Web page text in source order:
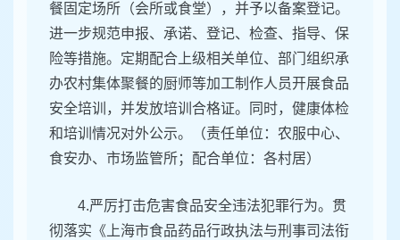
餐固定场所（会所或食堂），并予以备案登记。
进一步规范申报、承诺、登记、检查、指导、保
险等措施。定期配合上级相关单位、部门组织承
办农村集体聚餐的厨师等加工制作人员开展食品
安全培训，并发放培训合格证。同时，健康体检
和培训情况对外公示。（责任单位：农服中心、
食安办、市场监管所；配合单位：各村居）
4.严厉打击危害食品安全违法犯罪行为。贯
彻落实《上海市食品药品行政执法与刑事司法衔